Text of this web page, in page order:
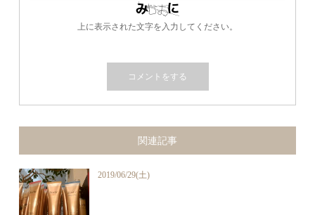
上に表示された文字を入力してください。
関連記事
2019/06/29(土)